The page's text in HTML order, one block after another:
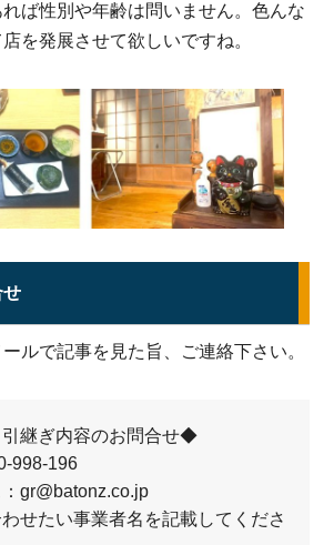
ば性別や年齢は問いません。色んな
を発展させて欲しいですね。
せ
ルで記事を見た旨、ご連絡下さい。
継ぎ内容のお問合せ◆
998-196
gr@batonz.co.jp
せたい事業者名を記載してくださ